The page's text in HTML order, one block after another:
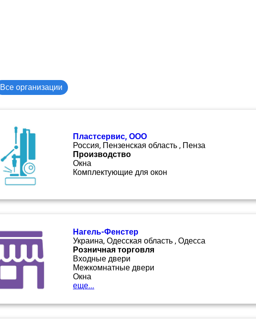
Все организации
Пластсервис, ООО
Россия, Пензенская область , Пенза
Производство
Окна
Комплектующие для окон
Нагель-Фенстер
Украина, Одесская область , Одесса
Розничная торговля
Входные двери
Межкомнатные двери
Окна
еще...